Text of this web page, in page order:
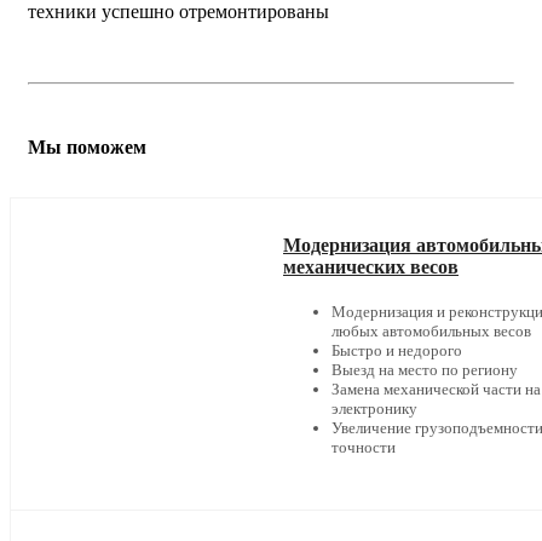
техники успешно отремонтированы
Мы поможем
Модернизация
механических весов
Модернизация и
любых автомобильных весов
Быстро и недорого
Выезд на место по региону
Замена механической части на
электронику
Увеличение
точности